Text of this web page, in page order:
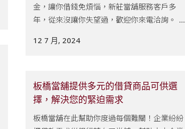
金，讓你借錢免煩惱，新莊當舖服務客戶多
年，從來沒讓你失望過，歡迎你來電洽詢。 ...
12 7 月, 2024
板橋當舖提供多元的借貸商品可供選
擇，解決您的緊迫需求
板橋當舖在此幫助你度過每個難關！企業紛紛